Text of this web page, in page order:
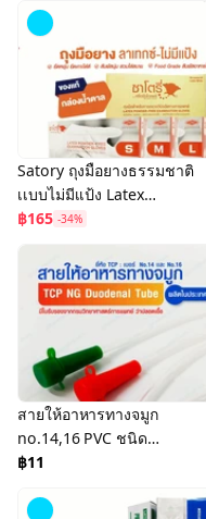
Satory ถุงมือยางธรรมชาติ
เเบบไม่มีเเป้ง Latex
Powdered-Free
Examination Gloves ยี่ห้อ
ซาโตรี่
฿165 -34%
สายให้อาหารทางจมูก
no.14,16 PVC ชนิด
Medical Grade NG
Brand)
฿11